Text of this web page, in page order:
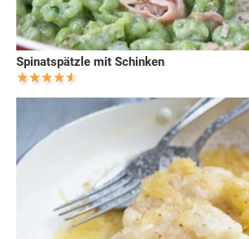
Spinatspätzle mit Schinken